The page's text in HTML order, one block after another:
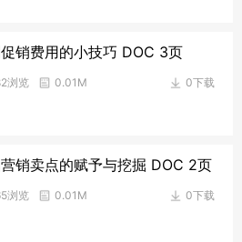
销费用的小技巧 DOC 3页
0下载
浏览 0.01M
销卖点的赋予与挖掘 DOC 2页
0下载
浏览 0.01M